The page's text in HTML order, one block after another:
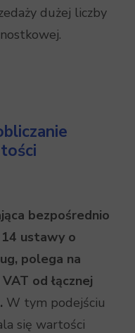
dużej liczby
bezpośrednio
ustawy o
polega na
od łącznej
W tym podejściu
się wartości